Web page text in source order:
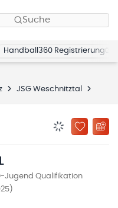
Suche
Handball360 Registrierung
JSG Weschnitztal
ZU
Jugend Qualifikation